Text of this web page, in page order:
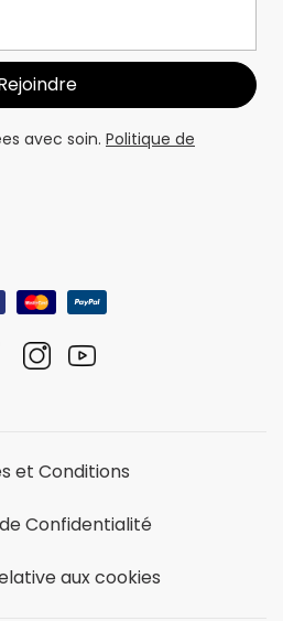
avec soin. Politique de
et Conditions
Confidentialité
aux cookies